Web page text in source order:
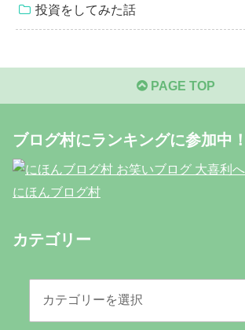
投資をしてみた話
PAGE TOP
ブログ村にランキングに参加中！
にほんブログ村
カテゴリー